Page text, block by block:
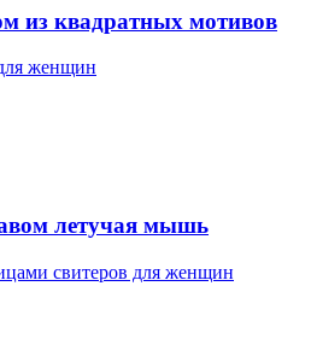
из квадратных мотивов
женщин
летучая мышь
свитеров для женщин